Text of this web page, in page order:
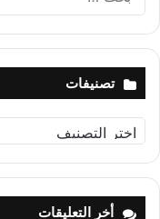
تصنيفات
تصنيفات
أخر التعليقات